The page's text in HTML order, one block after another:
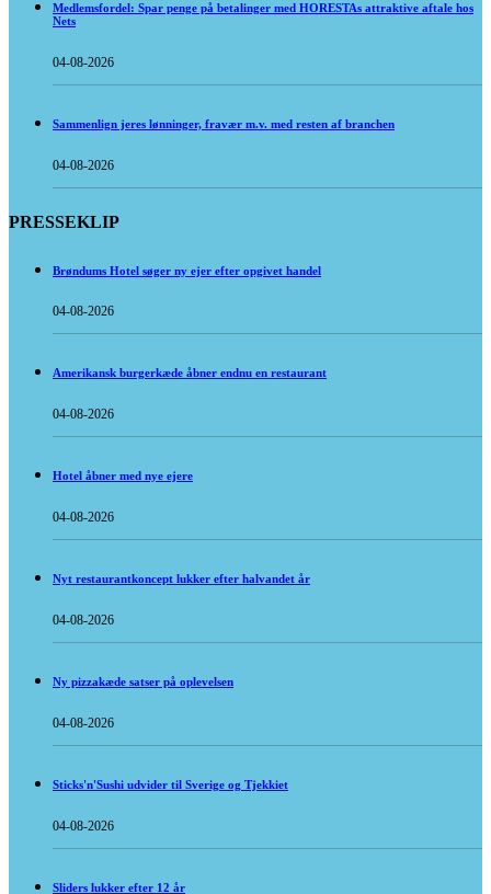
Medlemsfordel: Spar penge på betalinger med HORESTAs attraktive aftale hos
Nets
04-08-2026
Sammenlign jeres lønninger, fravær m.v. med resten af branchen
04-08-2026
PRESSEKLIP
Brøndums Hotel søger ny ejer efter opgivet handel
04-08-2026
Amerikansk burgerkæde åbner endnu en restaurant
04-08-2026
Hotel åbner med nye ejere
04-08-2026
Nyt restaurantkoncept lukker efter halvandet år
04-08-2026
Ny pizzakæde satser på oplevelsen
04-08-2026
Sticks'n'Sushi udvider til Sverige og Tjekkiet
04-08-2026
Sliders lukker efter 12 år